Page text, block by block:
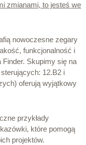
zmianami, to jesteś we
nowoczesne zegary
funkcjonalność i
Skupimy się na
12.B2 i
oferują wyjątkowy
przykłady
które pomogą
projektów.